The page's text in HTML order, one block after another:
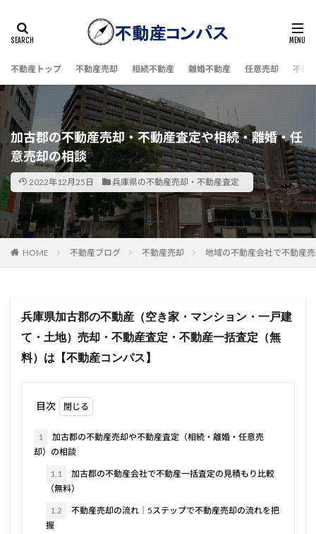
不動産トップ 不動産売却 相続不動産 離婚不動産 任意売却 不動
加古郡の不動産売却・不動産査定や相続・離婚・任
意売却の相談
2022年12月25日 兵庫県の不動産売却・不動産査定
HOME 不動産ブログ 不動産売却 地域の不動産会社で不動産
兵庫県加古郡の不動産（空き家・マンション・一戸建
て・土地）売却・不動産査定・不動産一括査定（無
料）は【不動産コンパス】
目次
1
加古郡の不動産売却や不動産査定（相続・離婚・任意売
却）の相談
1.1
加古郡の不動産会社で不動産一括査定の見積もり比較
（無料）
1.2
不動産売却の流れ｜5ステップで不動産売却の流れを把
握